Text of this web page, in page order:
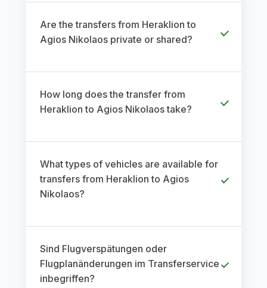
Are the transfers from Heraklion to
Agios Nikolaos private or shared?
How long does the transfer from
Heraklion to Agios Nikolaos take?
What types of vehicles are available for
transfers from Heraklion to Agios
Nikolaos?
Sind Flugverspätungen oder
Flugplanänderungen im Transferservice
inbegriffen?